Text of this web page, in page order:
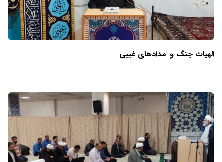
الهیات جنگ و امدادهای غیبی